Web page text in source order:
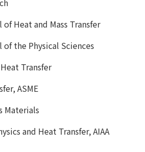
Heat and Mass Transfer
the Physical Sciences
Transfer
ASME
Materials
and Heat Transfer, AIAA